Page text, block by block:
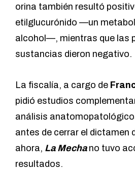
orina también resultó
etilglucurónido —un
alcohol—, mientras que las
sustancias dieron negativo.
La fiscalía, a cargo de
pidió estudios
análisis
antes de cerrar el dictamen
ahora, La Mecha no tuvo
resultados.